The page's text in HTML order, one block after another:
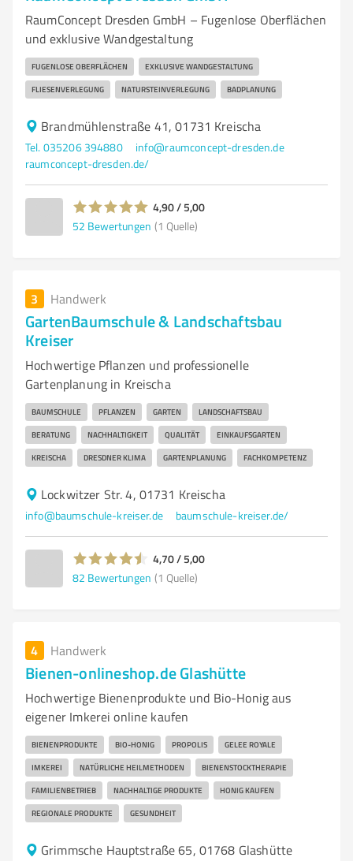
RaumConcept Dresden GmbH – Fugenlose Oberflächen
und exklusive Wandgestaltung
FUGENLOSE OBERFLÄCHEN EXKLUSIVE WANDGESTALTUNG
FLIESENVERLEGUNG NATURSTEINVERLEGUNG BADPLANUNG
Brandmühlenstraße 41, 01731 Kreischa
Tel. 035206 394880
info@raumconcept-dresden.de
raumconcept-dresden.de/
4,90 / 5,00
52 Bewertungen (1 Quelle)
3 Handwerk
GartenBaumschule & Landschaftsbau
Kreiser
Hochwertige Pflanzen und professionelle
Gartenplanung in Kreischa
BAUMSCHULE PFLANZEN GARTEN LANDSCHAFTSBAU
BERATUNG NACHHALTIGKEIT QUALITÄT EINKAUFSGARTEN
KREISCHA DRESDNER KLIMA GARTENPLANUNG FACHKOMPETENZ
Lockwitzer Str. 4, 01731 Kreischa
info@baumschule-kreiser.de baumschule-kreiser.de/
4,70 / 5,00
82 Bewertungen (1 Quelle)
4 Handwerk
Bienen-onlineshop.de Glashütte
Hochwertige Bienenprodukte und Bio-Honig aus
eigener Imkerei online kaufen
BIENENPRODUKTE BIO-HONIG PROPOLIS GELEE ROYALE
IMKEREI NATÜRLICHE HEILMETHODEN BIENENSTOCKTHERAPIE
FAMILIENBETRIEB NACHHALTIGE PRODUKTE HONIG KAUFEN
REGIONALE PRODUKTE GESUNDHEIT
Grimmsche Hauptstraße 65, 01768 Glashütte